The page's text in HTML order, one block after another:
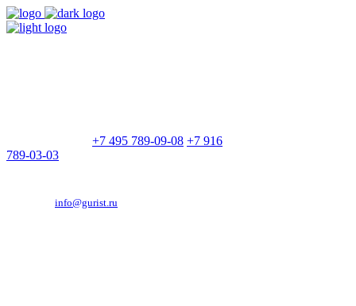
+7 495 789-09-08 +7 916
789-03-03
info@gurist.ru